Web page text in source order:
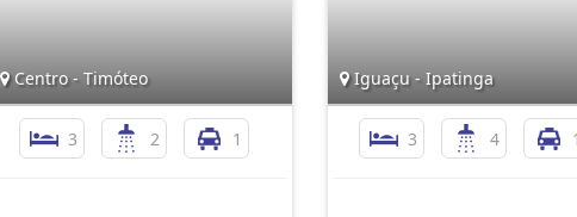
Centro - Timóteo
3 2 1
Iguaçu - Ipatinga
3 4